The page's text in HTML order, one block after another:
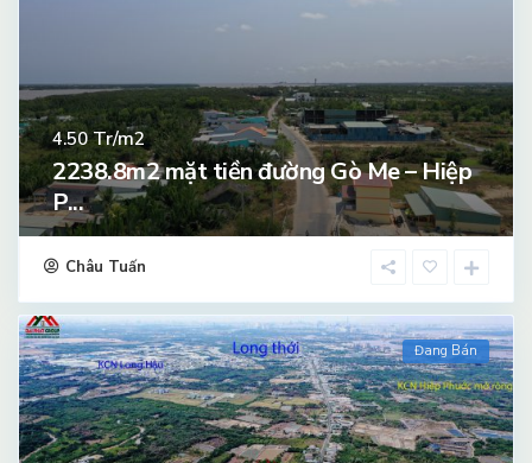
4.50Tr/m2
2238.8m2 mặt tiền đường Gò Me – Hiệp
P...
Châu Tuấn
Đang Bán